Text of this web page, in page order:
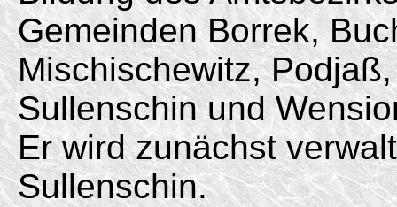
Gemeinden Borrek,
Mischi­schewitz,
Sullenschin und
Er wird zunächst
Sullenschin.